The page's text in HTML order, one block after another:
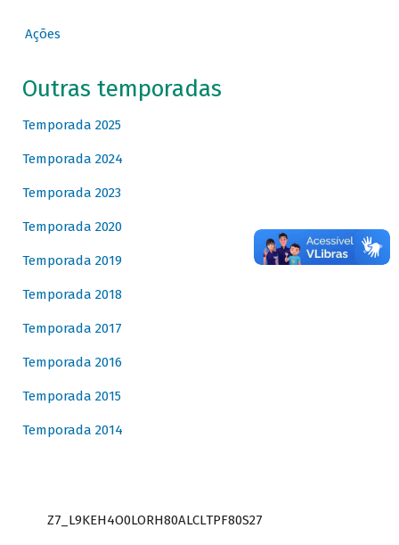
Ações
Outras temporadas
Temporada 2025
Temporada 2024
Temporada 2023
Temporada 2020
Temporada 2019
Temporada 2018
Temporada 2017
Temporada 2016
Temporada 2015
Temporada 2014
Z7_L9KEH4O0LORH80ALCLTPF80S27